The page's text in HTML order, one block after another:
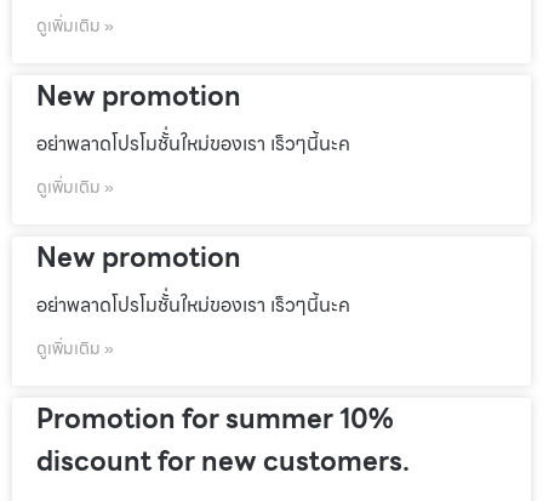
ดูเพิ่มเติม »
New promotion
อย่าพลาดโปรโมชั้่นใหม่ของเรา เร็วๆนี้นะค
ดูเพิ่มเติม »
New promotion
อย่าพลาดโปรโมชั้่นใหม่ของเรา เร็วๆนี้นะค
ดูเพิ่มเติม »
Promotion for summer 10%
discount for new customers.